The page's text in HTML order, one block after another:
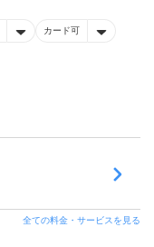
カード可
全ての料金・サービスを見る